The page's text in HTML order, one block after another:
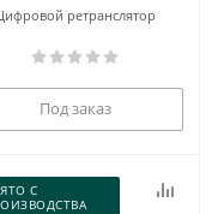
ретранслятор
Под заказ
С